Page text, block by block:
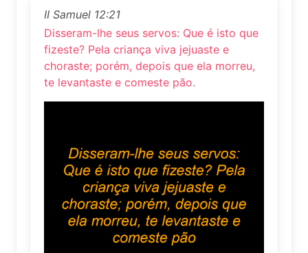
II Samuel 12:21
Disseram-lhe seus servos: Que é isto que
fizeste? Pela criança viva jejuaste e
choraste; porém, depois que ela morreu,
te levantaste e comeste pão.